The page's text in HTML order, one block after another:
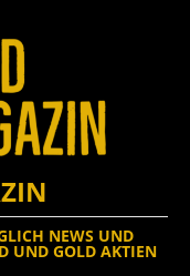
NEWS UND
UND GOLD AKTIEN